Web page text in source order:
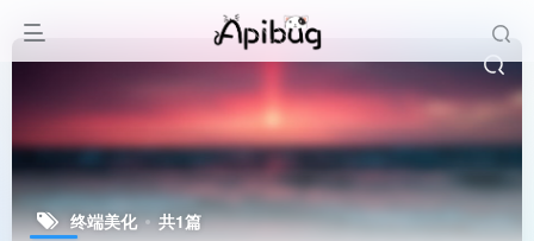
终端美化 共1篇